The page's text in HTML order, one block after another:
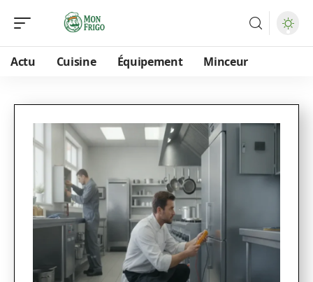
Actu Cuisine Équipement Minceur